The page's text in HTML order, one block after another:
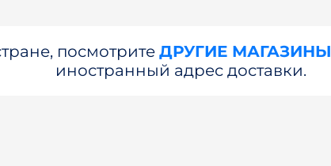
посмотрите ДРУГИЕ МАГАЗИНЫ
иностранный адрес доставки.